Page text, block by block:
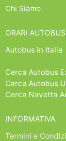
Chi Siamo
ORARI AUTOBUS
Autobus in Italia
Cerca Autobus
Cerca Autobus
Cerca Navetta
INFORMATIVA
Termini e